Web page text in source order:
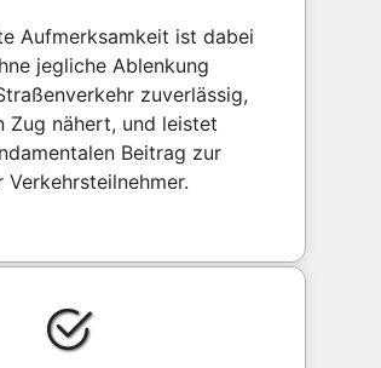
Aufmerksamkeit ist dabei
jegliche Ablenkung
zuverlässig,
Zug nähert, und leistet
Beitrag zur
Verkehrsteilnehmer.